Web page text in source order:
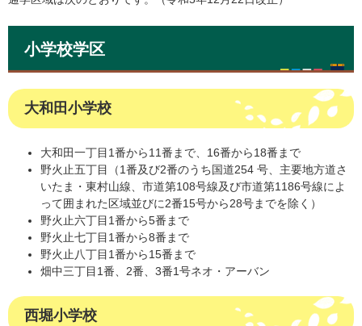
小学校学区
大和田小学校
大和田一丁目1番から11番まで、16番から18番まで
野火止五丁目（1番及び2番のうち国道254 号、主要地方道さ
いたま・東村山線、市道第108号線及び市道第1186号線によ
って囲まれた区域並びに2番15号から28号までを除く）
野火止六丁目1番から5番まで
野火止七丁目1番から8番まで
野火止八丁目1番から15番まで
畑中三丁目1番、2番、3番1号ネオ・アーバン
西堀小学校